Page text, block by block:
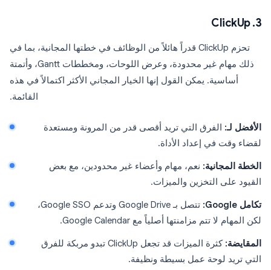
3. ClickUp
تحزم ClickUp قدراً هائلاً من الوظائف في خطتها المجانية، بما في
ذلك مهام غير محدودة، وعرض اللوحات، ومخططات Gantt، وأتمتة
أساسية. يمكن القول إنها الخيار المجاني الأكثر اكتمالاً في هذه
القائمة.
الأفضل لـ: الفرق التي تريد أقصى قدر من المرونة ومستعدة
لقضاء وقت في إعداد الأداة.
الخطة المجانية: نعم، مهام وأعضاء غير محدودين، مع بعض
القيود على التخزين والميزات.
تكامل Google:
تتصل بـ Google Drive وتدعم Google SSO،
لكن المهام لا تتم مزامنتها أصلياً مع Google Calendar.
المقايضة:
كثرة الميزات قد تجعل ClickUp تبدو مربكة للفرق
التي تريد لوحة عمل بسيطة ونظيفة.